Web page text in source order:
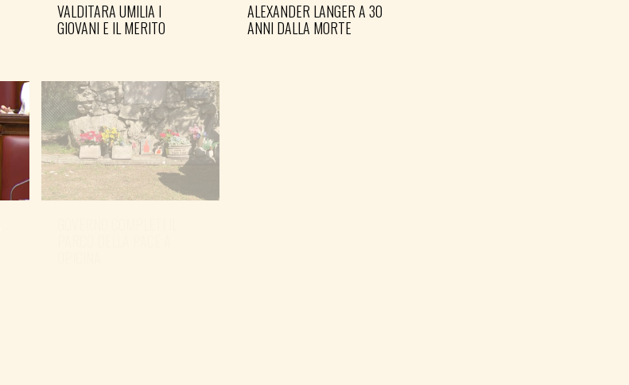
VALDITARA UMILIA I
GIOVANI E IL MERITO
ALEXANDER LANGER A 30
ANNI DALLA MORTE